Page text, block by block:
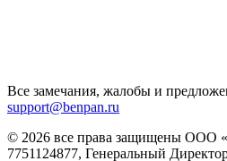
Все замечания, жалобы и
support@benpan.ru
© 2026 все права защищены
7751124877, Генеральный